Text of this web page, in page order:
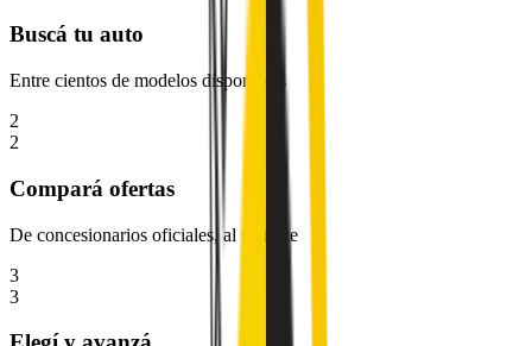
Buscá tu auto
Entre cientos de modelos disponibles
2
2
Compará ofertas
De concesionarios oficiales, al instante
3
3